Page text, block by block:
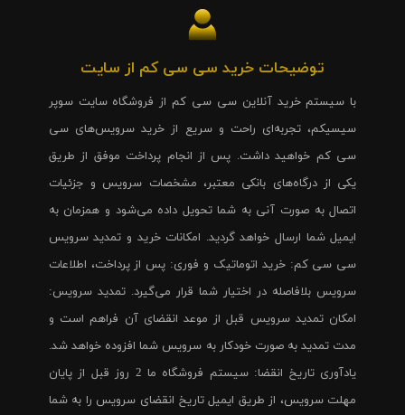
توضیحات خرید سی سی کم از سایت
با سیستم خرید آنلاین سی سی کم از فروشگاه سایت سوپر
سیسیکم، تجربه‌ای راحت و سریع از خرید سرویس‌های سی
سی کم خواهید داشت. پس از انجام پرداخت موفق از طریق
یکی از درگاه‌های بانکی معتبر، مشخصات سرویس و جزئیات
اتصال به صورت آنی به شما تحویل داده می‌شود و همزمان به
ایمیل شما ارسال خواهد گردید. امکانات خرید و تمدید سرویس
سی سی کم: خرید اتوماتیک و فوری: پس از پرداخت، اطلاعات
سرویس بلافاصله در اختیار شما قرار می‌گیرد. تمدید سرویس:
امکان تمدید سرویس قبل از موعد انقضای آن فراهم است و
مدت تمدید به صورت خودکار به سرویس شما افزوده خواهد شد.
یادآوری تاریخ انقضا: سیستم فروشگاه ما 2 روز قبل از پایان
مهلت سرویس، از طریق ایمیل تاریخ انقضای سرویس را به شما